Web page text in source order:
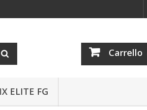
Carrello
ELITE FG